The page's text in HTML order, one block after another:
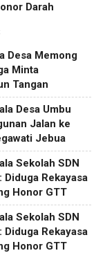
Darah
Desa Memong
Minta
Tangan
Desa Umbu
Jalan ke
Jebua
Sekolah SDN
Rekayasa
Honor GTT
Sekolah SDN
Rekayasa
Honor GTT